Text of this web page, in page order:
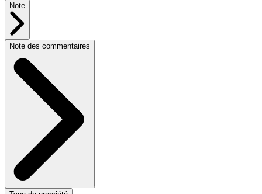
Note
Note des commentaires